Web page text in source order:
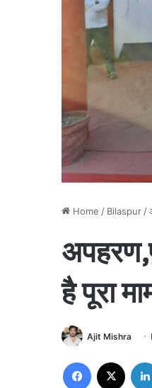
Home / Bilaspur/
है पूरा
Ajit Mishra
Facebook